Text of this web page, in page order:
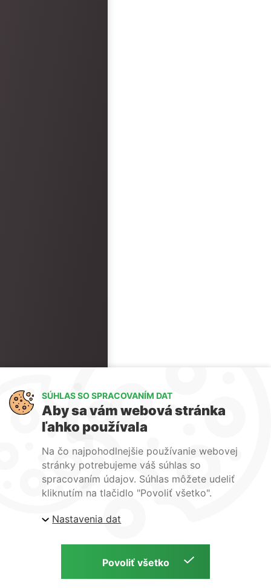
SÚHLAS SO SPRACOVANÍM DAT
Aby sa vám webová stránka
ľahko používala
Na čo najpohodlnejšie používanie webovej
stránky potrebujeme váš súhlas so
spracovaním údajov. Súhlas môžete udeliť
kliknutím na tlačidlo "Povoliť všetko".
Nastavenia dat